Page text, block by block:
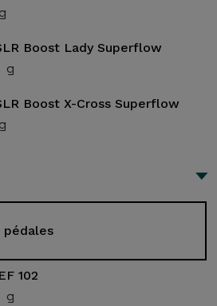
Boost Lady Superflow
g
Boost X-Cross Superflow
pédales
102
g